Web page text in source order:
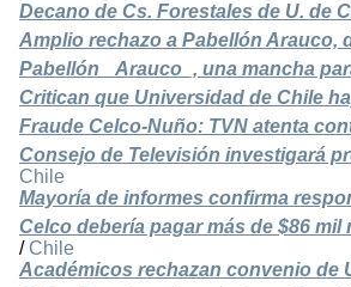
Decano de Cs. Forestales de U. de
Amplio rechazo a Pabellón Arauco,
Pabellón _Arauco_, una mancha
Critican que Universidad de Chile
Fraude Celco-Nuño: TVN atenta
Consejo de Televisión investigará
Chile
Mayoría de informes confirma
Celco debería pagar más de $86
/ Chile
Académicos rechazan convenio de